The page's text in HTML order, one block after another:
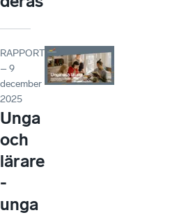
RAPPORT
– 9
december
2025
Unga
och
lärare
-
unga